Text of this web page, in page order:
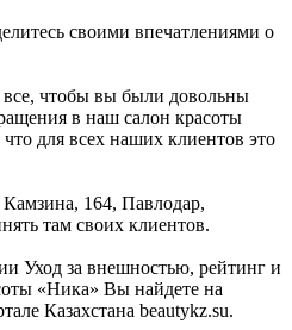
своими впечатлениями о
чтобы вы были довольны
в наш салон красоты
для всех наших клиентов это
164, Павлодар,
там своих клиентов.
Уход за внешностью, рейтинг и
«Ника» Вы найдете на
Казахстана beautykz.su.